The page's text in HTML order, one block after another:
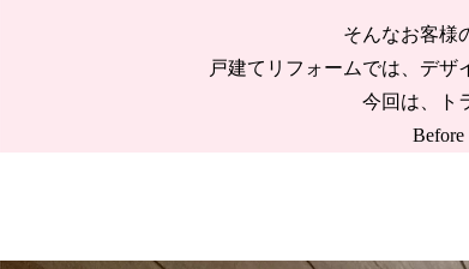
そんなお客様
戸建てリフォームでは、デザ
今回は、ト